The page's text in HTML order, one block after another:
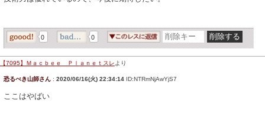
0 0
【7095】Ｍａｃｂｅｅ Ｐｌａｎｅｔスレ より
恐るべき山師さん : 2020/06/16(火) 22:34:14 ID:NTRmNjAwYjS7
ここはやばい